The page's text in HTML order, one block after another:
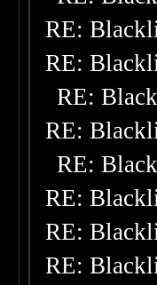
RE:
RE:
RE:
RE:
RE:
RE:
RE:
RE: